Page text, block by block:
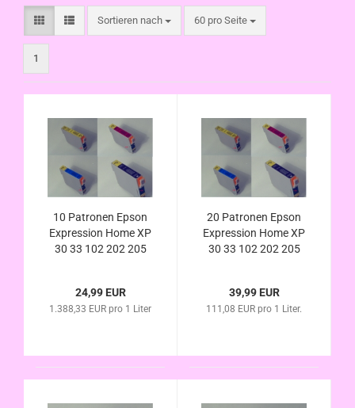
Sortieren nach
Sortieren nach 60 pro Seite
pro Seite
1
10 Patronen Epson
Expression Home XP
30 33 102 202 205
(ersetzt T1811
T1812 T1813 T1814
24,99 EUR
1.388,33 EUR pro 1 Liter
20 Patronen Epson
Expression Home XP
30 33 102 202 205
(ersetzt T1811
T1812 T1813 T1814
39,99 EUR
111,08 EUR pro 1 Liter.